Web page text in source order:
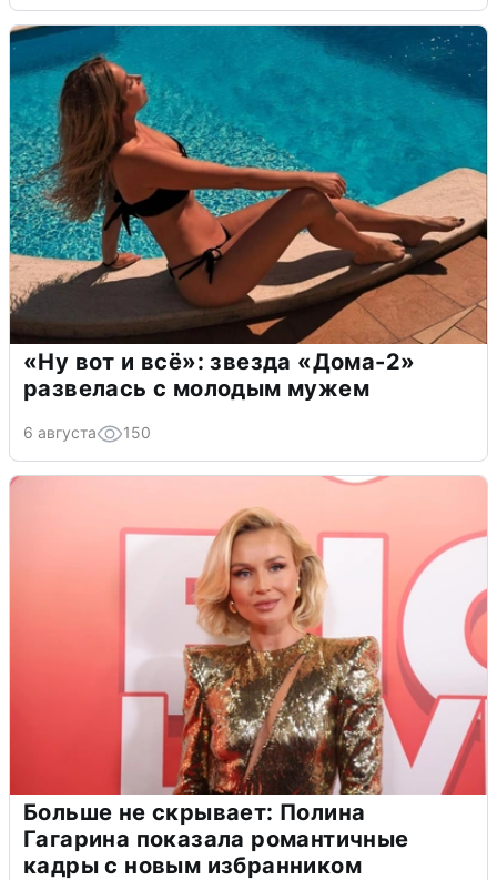
«Ну вот и всё»: звезда «Дома-2»
развелась с молодым мужем
6 августа 150
Больше не скрывает: Полина
Гагарина показала романтичные
кадры с новым избранником